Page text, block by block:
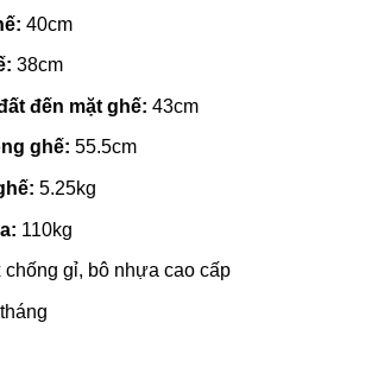
40cm
38cm
đến mặt ghế: 43cm
ghế: 55.5cm
5.25kg
110kg
chống gỉ, bô nhựa cao cấp
khung inox Lucass G87 số lượng